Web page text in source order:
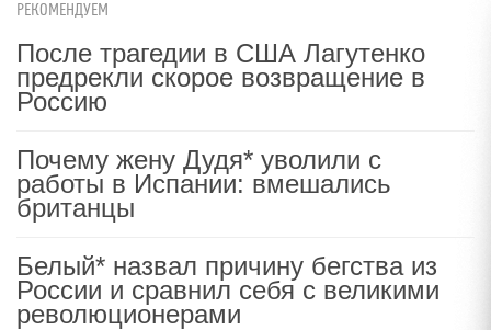
РЕКОМЕНДУЕМ
После трагедии в США Лагутенко
предрекли скорое возвращение в
Россию
Почему жену Дудя* уволили с
работы в Испании: вмешались
британцы
Белый* назвал причину бегства из
России и сравнил себя с великими
революционерами